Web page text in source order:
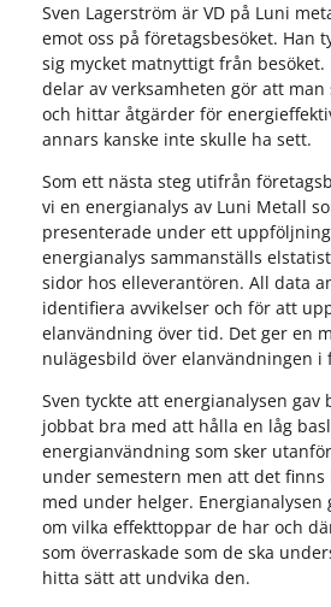
Sven Lagerström är VD på Luni
emot oss på företagsbesöket. Han
sig mycket matnyttigt från besöket.
delar av verksamheten gör att man
och hittar åtgärder för
annars kanske inte skulle ha sett.
Som ett nästa steg utifrån
vi en energianalys av Luni Metall
presenterade under ett
energianalys sammanställs
sidor hos elleverantören. All data
identifiera avvikelser och för att
elanvändning över tid. Det ger en
nulägesbild över elanvändningen i
Sven tyckte att energianalysen gav
jobbat bra med att hålla en låg
energianvändning som sker
under semestern men att det
med under helger. Energianalysen
om vilka effekttoppar de har och
som överraskade som de ska
hitta sätt att undvika den.